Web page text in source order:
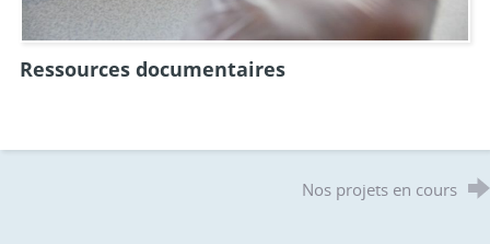
Ressources documentaires
Nos projets en cours